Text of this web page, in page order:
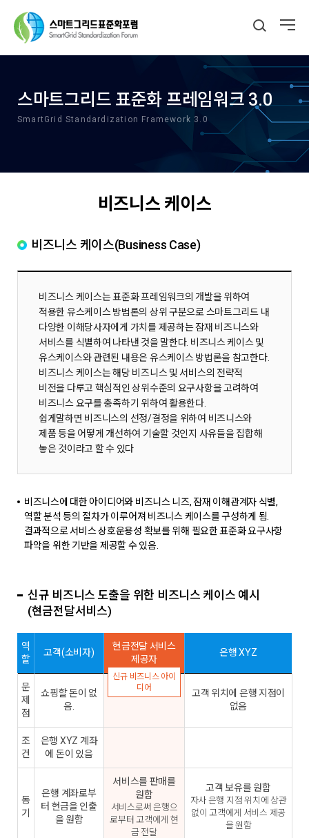
스마트그리드 표준화 프레임워크 3.0
SmartGrid Standardization Framework 3.0
비즈니스 케이스
비즈니스 케이스(Business Case)
비즈니스 케이스는 표준화 프레임워크의 개발을 위하여
적용한 유스케이스 방법론의 상위 구분으로 스마트그리드 내
다양한 이해당사자에게 가치를 제공하는 잠재 비즈니스와
서비스를 식별하여 나타낸 것을 말한다. 비즈니스 케이스 및
유스케이스와 관련된 내용은 유스케이스 방법론을 참고한다.
비즈니스 케이스는 해당 비즈니스 및 서비스의 전략적
비전을 다루고 핵심적인 상위수준의 요구사항을 고려하여
비즈니스 요구를 충족하기 위하여 활용한다.
쉽게말하면 비즈니스의 선정/결정을 위하여 비즈니스와
제품 등을 어떻게 개선하여 기술할 것인지 사유들을 집합해
놓은 것이라고 할 수 있다
비즈니스에 대한 아이디어와 비즈니스 니즈, 잠재 이해관계자 식별,
역할 분석 등의 절차가 이루어져 비즈니스 케이스를 구성하게 됨.
결과적으로 서비스 상호운용성 확보를 위해 필요한 표준화 요구사항
파악을 위한 기반을 제공할 수 있음.
신규 비즈니스 도출을 위한 비즈니스 케이스 예시
(현금전달서비스)
역
할
고객(소비자)
현금전달 서비스
제공자
신규 비즈니스 아이
디어
은행 XYZ
문
제
점
쇼핑할 돈이 없
음.
고객 위치에 은행 지점이
없음
조
건
은행 XYZ 계좌
에 돈이 있음
동
기
은행 계좌로부
터 현금을 인출
을 원함
서비스를 판매를
원함
서비스로써 은행으
로부터 고객에게 현
금 전달
고객 보유를 원함
자사 은행 지점 위치에 상관
없이 고객에게 서비스 제공
을 원함